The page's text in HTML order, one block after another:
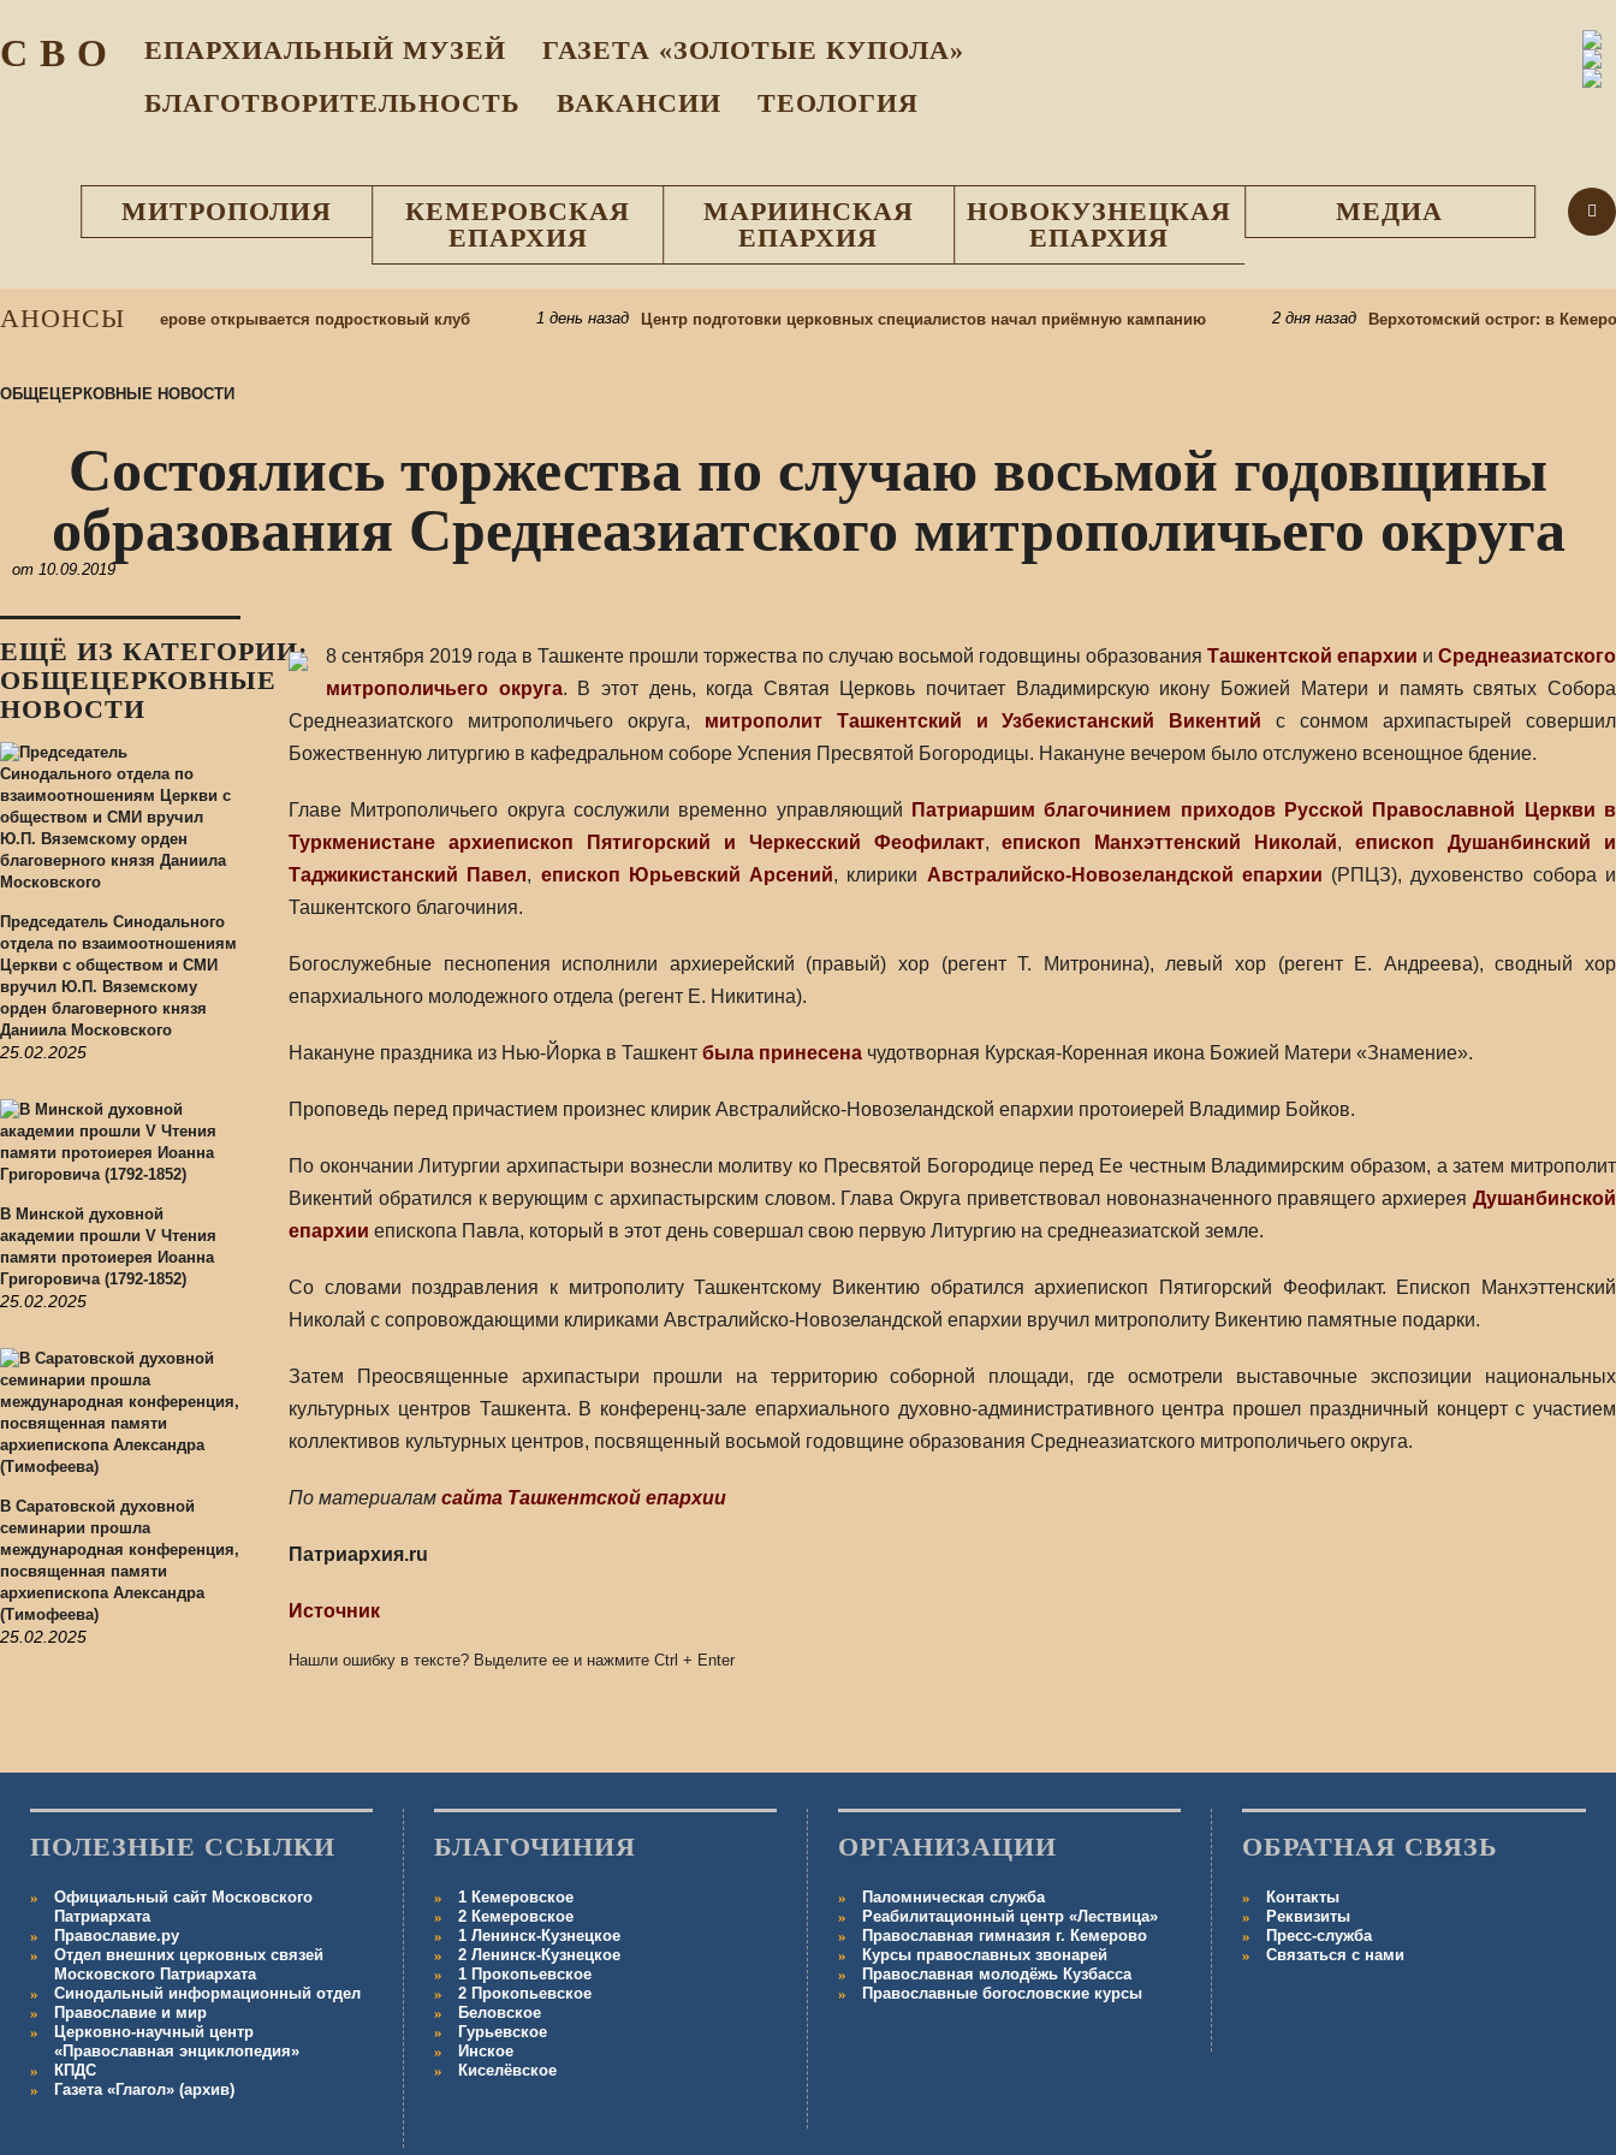
С В О ЕПАРХИАЛЬНЫЙ МУЗEЙ
ГАЗЕТА «ЗОЛОТЫЕ КУПОЛА»
БЛАГОТВОРИТЕЛЬНОСТЬ
ВАКАНСИИ ТЕОЛОГИЯ
МИТРОПОЛИЯ
КЕМЕРОВСКАЯ
ЕПАРХИЯ
МАРИИНСКАЯ
ЕПАРХИЯ
НОВОКУЗНЕЦКАЯ
ЕПАРХИЯ
МЕДИА
АНОНСЫ
Матери в Кемерове открывается подростковый клуб 1 день назад Центр подготовки церковных специалистов начал приёмную кампанию 2 дня назад Верхотомский острог: в
ОБЩЕЦЕРКОВНЫЕ НОВОСТИ
Состоялись торжества по случаю восьмой годовщины
образования Среднеазиатского митрополичьего округа
от 10.09.2019
ЕЩЁ ИЗ КАТЕГОРИИ:
ОБЩЕЦЕРКОВНЫЕ
НОВОСТИ
Председатель Синодального
отдела по взаимоотношениям
Церкви с обществом и СМИ
вручил Ю.П. Вяземскому
орден благоверного князя
Даниила Московского
25.02.2025
В Минской духовной
академии прошли V Чтения
памяти протоиерея Иоанна
Григоровича (1792-1852)
25.02.2025
В Саратовской духовной
семинарии прошла
международная конференция,
посвященная памяти
архиепископа Александра
(Тимофеева)
25.02.2025
8 сентября 2019 года в Ташкенте прошли торжества по случаю восьмой годовщины образования Ташкентской епархии и Среднеазиатского
митрополичьего округа. В этот день, когда Святая Церковь почитает Владимирскую икону Божией Матери и память святых Cобора
Среднеазиатского митрополичьего округа, митрополит Ташкентский и Узбекистанский Викентий с сонмом архипастырей совершил
Божественную литургию в кафедральном соборе Успения Пресвятой Богородицы. Накануне вечером было отслужено всенощное бдение.
Главе Митрополичьего округа сослужили временно управляющий
Патриаршим благочинием приходов Русской Православной Церкви в
Туркменистане
архиепископ Пятигорский и Черкесский Феофилакт,епископ Манхэттенский Николай,епископ Душанбинский и
Таджикистанский Павел, епископ Юрьевский Арсений, клирики Австралийско-Новозеландской епархии (РПЦЗ), духовенство собора и
Ташкентского благочиния.
Богослужебные песнопения исполнили архиерейский (правый) хор (регент Т. Митронина), левый хор (регент Е. Андреева), сводный хор
епархиального молодежного отдела (регент Е. Никитина).
Накануне праздника из Нью-Йорка в Ташкент была принесена чудотворная Курская-Коренная икона Божией Матери «Знамение».
Проповедь перед причастием произнес клирик Австралийско-Новозеландской епархии протоиерей Владимир Бойков.
По окончании Литургии архипастыри вознесли молитву ко Пресвятой Богородице перед Ее честным Владимирским образом, а затем митрополит
Викентий обратился к верующим с архипастырским словом. Глава Округа приветствовал новоназначенного правящего архиерея Душанбинской
епархии епископа Павла, который в этот день совершал свою первую Литургию на среднеазиатской земле.
Со словами поздравления к митрополиту Ташкентскому Викентию обратился архиепископ Пятигорский Феофилакт. Епископ Манхэттенский
Николай с сопровождающими клириками Австралийско-Новозеландской епархии вручил митрополиту Викентию памятные подарки.
Затем Преосвященные архипастыри прошли на территорию соборной площади, где осмотрели выставочные экспозиции национальных
культурных центров Ташкента. В конференц-зале епархиального духовно-административного центра прошел праздничный концерт с участием
коллективов культурных центров, посвященный восьмой годовщине образования Среднеазиатского митрополичьего округа.
По материалам сайта Ташкентской епархии
Патриархия.ru
Источник
Нашли ошибку в тексте? Выделите ее и нажмите Ctrl + Enter
ПОЛЕЗНЫЕ ССЫЛКИ
Официальный сайт Московского
Патриархата
Православие.ру
Отдел внешних церковных связей
Московского Патриархата
Синодальный информационный отдел
Православие и мир
Церковно-научный центр
«Православная энциклопедия»
КПДС
Газета «Глагол» (архив)
БЛАГОЧИНИЯ
1 Кемеровское
2 Кемеровское
1 Ленинск-Кузнецкое
2 Ленинск-Кузнецкое
1 Прокопьевское
2 Прокопьевское
Беловское
Гурьевское
Инское
Киселёвское
ОРГАНИЗАЦИИ
Паломническая служба
Реабилитационный центр «Лествица»
Православная гимназия г. Кемерово
Курсы православных звонарей
Православная молодёжь Кузбасса
Православные богословские курсы
ОБРАТНАЯ СВЯЗЬ
Контакты
Реквизиты
Пресс-служба
Связаться с нами